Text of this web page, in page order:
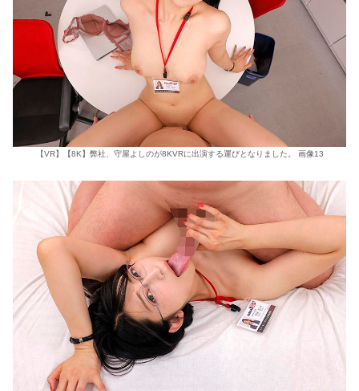
【VR】【8K】弊社、守屋よしのが8KVRに出演する運びとなりました。 画像13